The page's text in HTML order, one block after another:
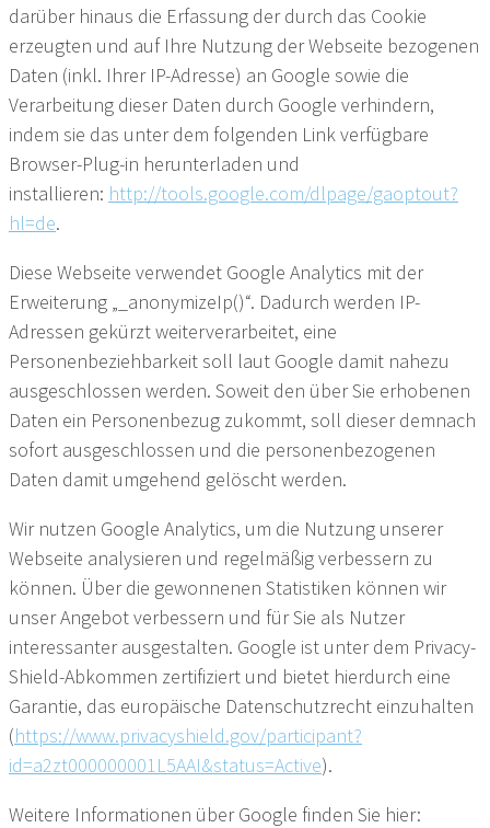
darüber hinaus die Erfassung der durch das Cookie
erzeugten und auf Ihre Nutzung der Webseite bezogenen
Daten (inkl. Ihrer IP-Adresse) an Google sowie die
Verarbeitung dieser Daten durch Google verhindern,
indem sie das unter dem folgenden Link verfügbare
Browser-Plug-in herunterladen und
installieren: http://tools.google.com/dlpage/gaoptout?
hl=de.
Diese Webseite verwendet Google Analytics mit der
Erweiterung „_anonymizeIp()“. Dadurch werden IP-
Adressen gekürzt weiterverarbeitet, eine
Personenbeziehbarkeit soll laut Google damit nahezu
ausgeschlossen werden. Soweit den über Sie erhobenen
Daten ein Personenbezug zukommt, soll dieser demnach
sofort ausgeschlossen und die personenbezogenen
Daten damit umgehend gelöscht werden.
Wir nutzen Google Analytics, um die Nutzung unserer
Webseite analysieren und regelmäßig verbessern zu
können. Über die gewonnenen Statistiken können wir
unser Angebot verbessern und für Sie als Nutzer
interessanter ausgestalten. Google ist unter dem Privacy-
Shield-Abkommen zertifiziert und bietet hierdurch eine
Garantie, das europäische Datenschutzrecht einzuhalten
(https://www.privacyshield.gov/participant?
id=a2zt000000001L5AAI&status=Active).
Weitere Informationen über Google finden Sie hier: